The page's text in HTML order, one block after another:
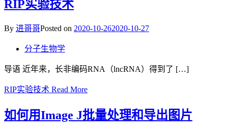
RIP实验技术
By 进哥哥Posted on 2020-10-262020-10-27
分子生物学
导语 近年来，长非编码RNA（lncRNA）得到了 […]
RIP实验技术 Read More
如何用Image J批量处理和导出图片